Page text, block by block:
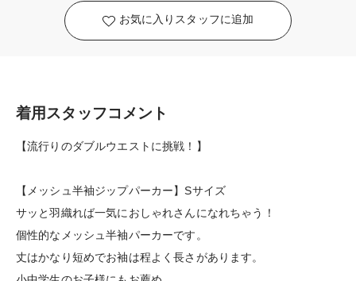
お気に入りスタッフに追加
着用スタッフコメント
【流行りのダブルウエストに挑戦！】
【メッシュ半袖ジップパーカー】Sサイズ
サッと羽織れば一気におしゃれさんになれちゃう！
個性的なメッシュ半袖パーカーです。
丈はかなり短めでお袖は程よく長さがあります。